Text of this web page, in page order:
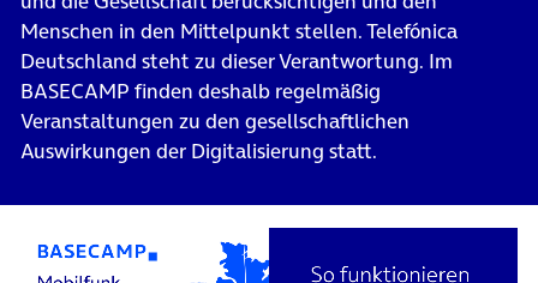
Menschen in den Mittelpunkt stellen. Telefónica
Deutschland steht zu dieser Verantwortung. Im
BASECAMP finden deshalb regelmäßig
Veranstaltungen zu den gesellschaftlichen
Auswirkungen der Digitalisierung statt.